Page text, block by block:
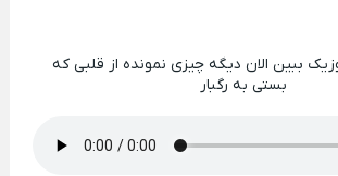
ببین الان دیگه چیزی نمونده از قلبی که
بستی به رگبار